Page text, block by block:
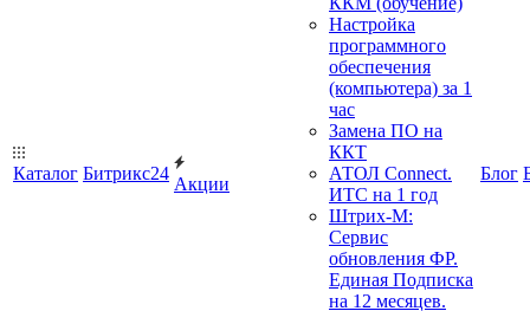
Каталог Битрикс24
Акции
Настройка
программного
обеспечения
(компьютера) за 1
час
Замена ПО на
ККТ
АТОЛ Connect.
ИТС на 1 год
Штрих-М:
Сервис
обновления ФР.
Единая Подписка
на 12 месяцев.
Блог